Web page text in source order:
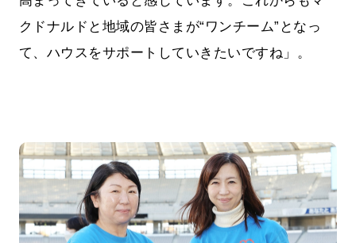
クドナルドと地域の皆さまが“ワンチーム”となっ
て、ハウスをサポートしていきたいですね」。